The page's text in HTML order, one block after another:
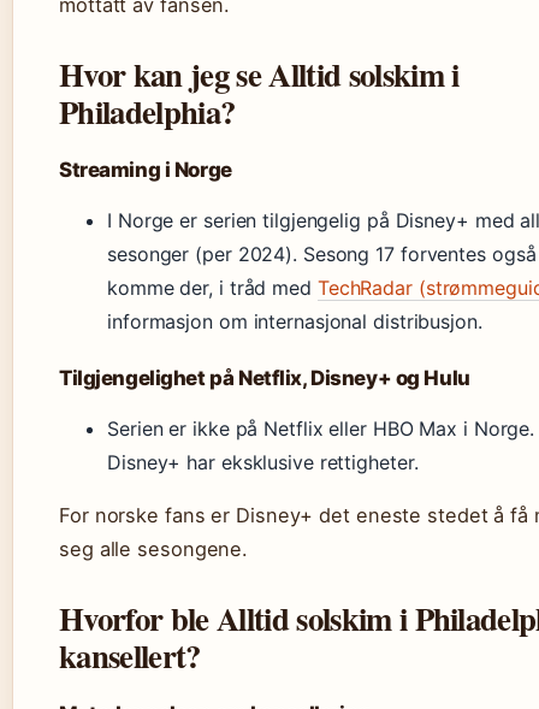
mottatt av fansen.
Hvor kan jeg se Alltid solskim i
Philadelphia?
Streaming i Norge
I Norge er serien tilgjengelig på Disney+ med
sesonger (per 2024). Sesong 17 forventes
komme der, i tråd med TechRadar
informasjon om internasjonal distribusjon.
Tilgjengelighet på Netflix, Disney+ og Hulu
Serien er ikke på Netflix eller HBO Max i Norge.
Disney+ har eksklusive rettigheter.
For norske fans er Disney+ det eneste stedet å få
seg alle sesongene.
Hvorfor ble Alltid solskim i
kansellert?